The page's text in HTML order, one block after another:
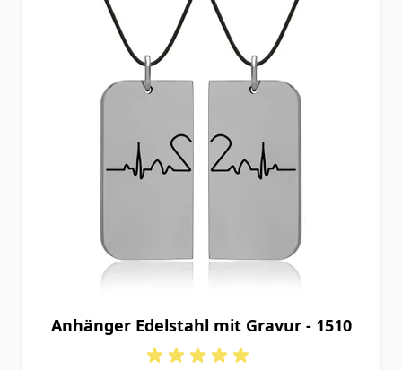
Anhänger Edelstahl mit Gravur - 1510